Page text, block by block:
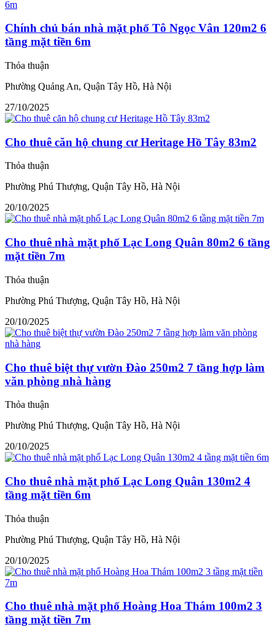
Chính chủ bán nhà mặt phố Tô Ngọc Vân 120m2 6
tầng mặt tiền 6m
Thỏa thuận
Phường Quảng An, Quận Tây Hồ, Hà Nội
27/10/2025
Cho thuê căn hộ chung cư Heritage Hồ Tây 83m2
Thỏa thuận
Phường Phú Thượng, Quận Tây Hồ, Hà Nội
20/10/2025
Cho thuê nhà mặt phố Lạc Long Quân 80m2 6 tầng
mặt tiền 7m
Thỏa thuận
Phường Phú Thượng, Quận Tây Hồ, Hà Nội
20/10/2025
Cho thuê biệt thự vườn Đào 250m2 7 tầng hợp làm
văn phòng nhà hàng
Thỏa thuận
Phường Phú Thượng, Quận Tây Hồ, Hà Nội
20/10/2025
Cho thuê nhà mặt phố Lạc Long Quân 130m2 4
tầng mặt tiền 6m
Thỏa thuận
Phường Phú Thượng, Quận Tây Hồ, Hà Nội
20/10/2025
Cho thuê nhà mặt phố Hoàng Hoa Thám 100m2 3
tầng mặt tiền 7m